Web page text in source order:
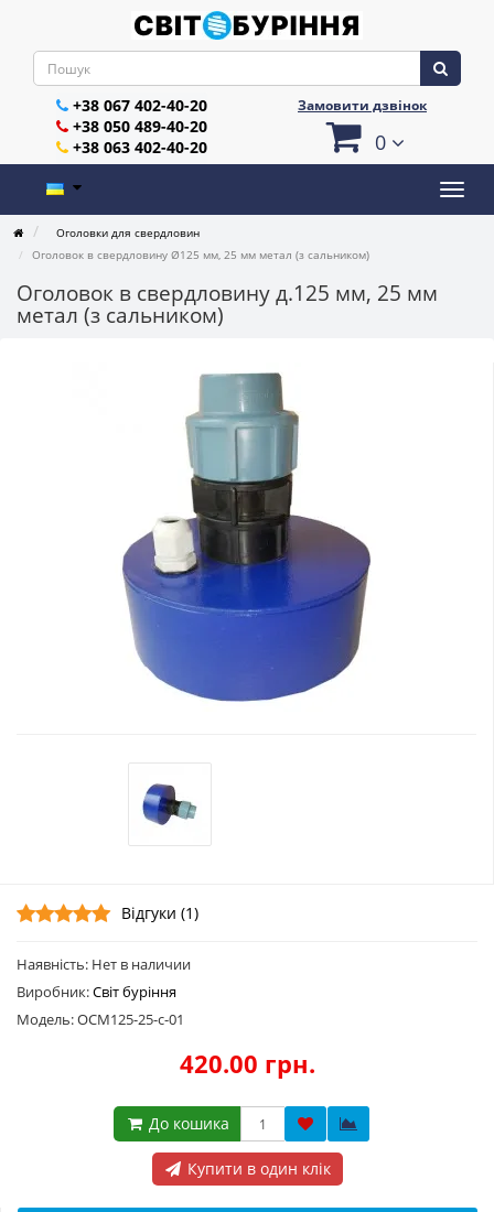
+38 067 402-40-20
+38 050 489-40-20
+38 063 402-40-20
Замовити дзвінок
0
Оголовки для свердловин
Оголовок в свердловину Ø125 мм, 25 мм метал (з сальником)
Оголовок в свердловину д.125 мм, 25 мм
метал (з сальником)
Відгуки (1)
Наявність: Нет в наличии
Виробник:Світ буріння
Модель: ОСМ125-25-с-01
420.00 грн.
До кошика
Купити в один клік